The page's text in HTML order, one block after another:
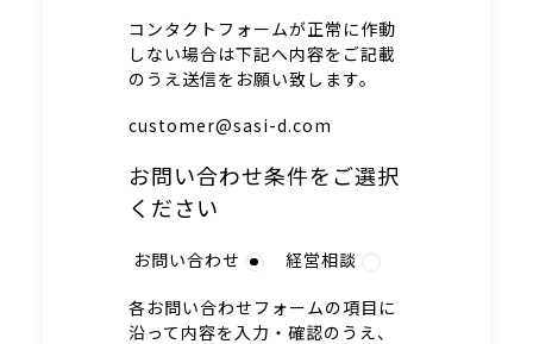
コンタクトフォームが正常に作動
しない場合は下記へ内容をご記載
のうえ送信をお願い致します。
customer@sasi-d.com
お問い合わせ条件をご選択
ください
お問い合わせ
経営相談
各お問い合わせフォームの項目に
沿って内容を入力・確認のうえ、